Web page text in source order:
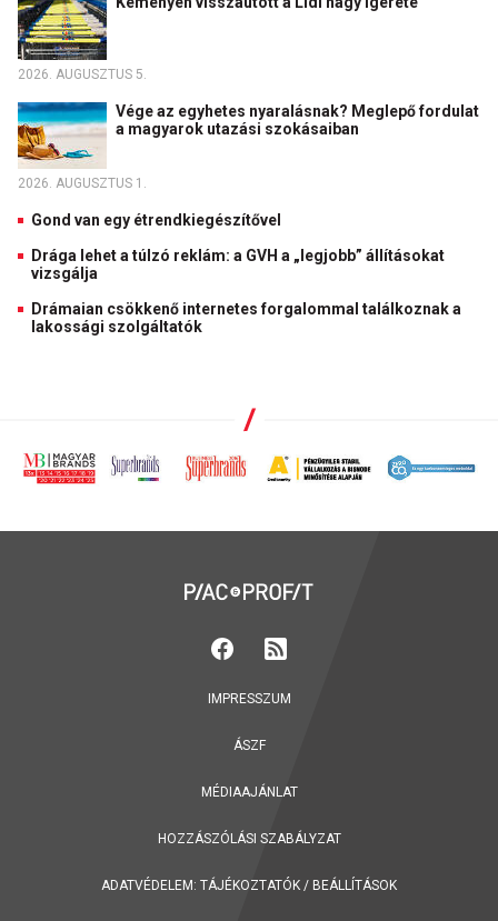
2026. AUGUSZTUS 5.
Vége az egyhetes nyaralásnak? Meglepő fordulat
a magyarok utazási szokásaiban
2026. AUGUSZTUS 1.
Gond van egy étrendkiegészítővel
Drága lehet a túlzó reklám: a GVH a „legjobb” állításokat
vizsgálja
Drámaian csökkenő internetes forgalommal találkoznak a
lakossági szolgáltatók
IMPRESSZUM
ÁSZF
MÉDIAAJÁNLAT
HOZZÁSZÓLÁSI SZABÁLYZAT
ADATVÉDELEM: TÁJÉKOZTATÓK / BEÁLLÍTÁSOK